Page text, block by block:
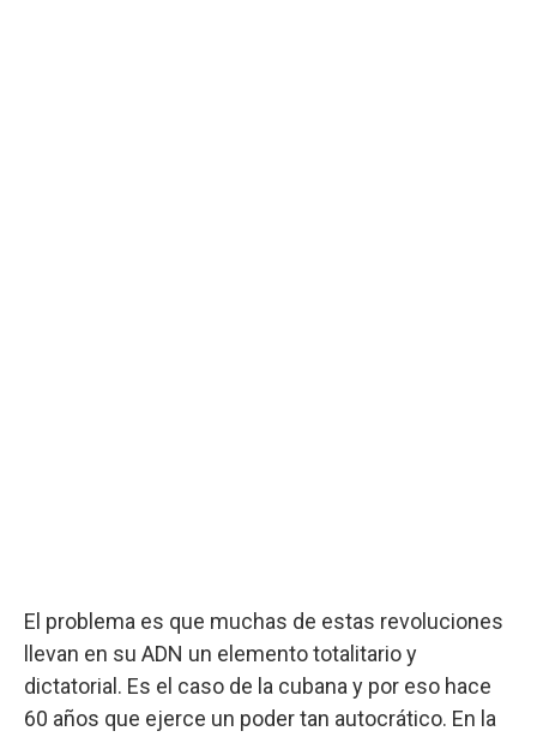
El problema es que muchas de estas revoluciones
llevan en su ADN un elemento totalitario y
dictatorial. Es el caso de la cubana y por eso hace
60 años que ejerce un poder tan autocrático. En la